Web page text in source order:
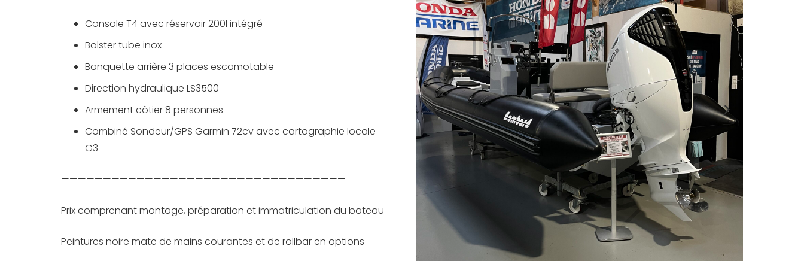
Console T4 avec réservoir 200l intégré
Bolster tube inox
Banquette arrière 3 places escamotable
Direction hydraulique LS3500
Armement côtier 8 personnes
Combiné Sondeur/GPS Garmin 72cv avec cartographie locale
G3
——————————————————————————————————
Prix comprenant montage, préparation et immatriculation du bateau
Peintures noire mate de mains courantes et de rollbar en options